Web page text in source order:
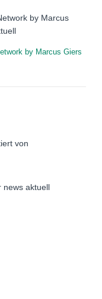
by Marcus
by Marcus Giers
von
news aktuell